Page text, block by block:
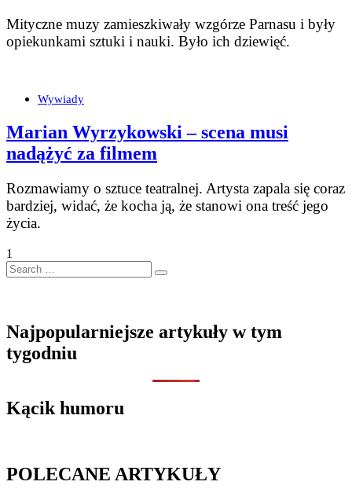
Mityczne muzy zamieszkiwały wzgórze Parnasu i były
opiekunkami sztuki i nauki. Było ich dziewięć.
Wywiady
Marian Wyrzykowski – scena musi
nadążyć za filmem
Rozmawiamy o sztuce teatralnej. Artysta zapala się coraz
bardziej, widać, że kocha ją, że stanowi ona treść jego
życia.
1
Search
…
Najpopularniejsze artykuły w tym
tygodniu
Kącik humoru
POLECANE ARTYKUŁY